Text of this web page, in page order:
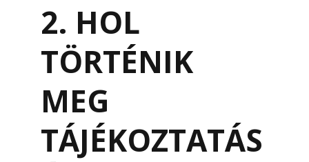
2. HOL
TÖRTÉNIK
MEG
TÁJÉKOZTATÁS